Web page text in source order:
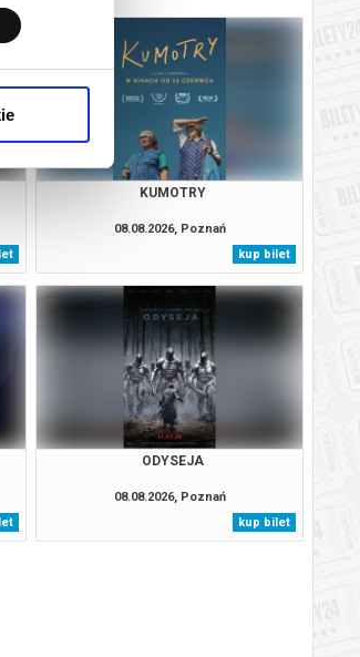
KUMOTRY
08.08.2026, Poznań
kup bilet
ODYSEJA
08.08.2026, Poznań
kup bilet